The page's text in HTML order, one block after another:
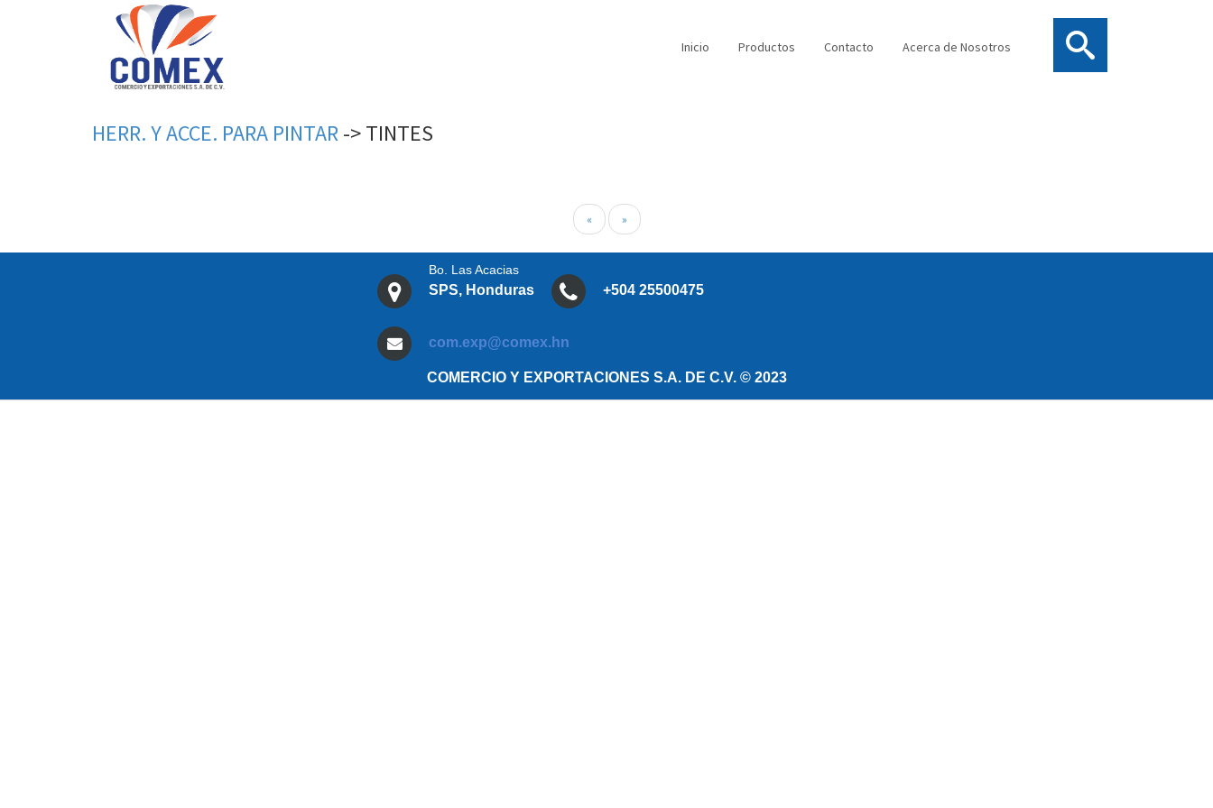
Inicio Productos Contacto Acerca de Nosotros
HERR.YACCE. PARA PINTAR->TINTES
« »
Bo. Las Acacias
SPS, Honduras +504 25500475
com.exp@comex.hn
COMERCIO Y EXPORTACIONES S.A. DE C.V. © 2023